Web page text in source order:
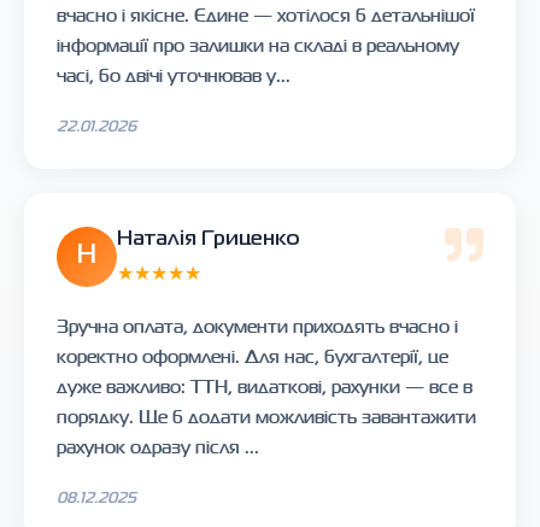
вчасно і якісне. Єдине — хотілося б детальнішої
інформації про залишки на складі в реальному
часі, бо двічі уточнював у...
22.01.2026
Н
Наталія Гриценко
★★★★★
Зручна оплата, документи приходять вчасно і
коректно оформлені. Для нас, бухгалтерії, це
дуже важливо: ТТН, видаткові, рахунки — все в
порядку. Ще б додати можливість завантажити
рахунок одразу після ...
08.12.2025